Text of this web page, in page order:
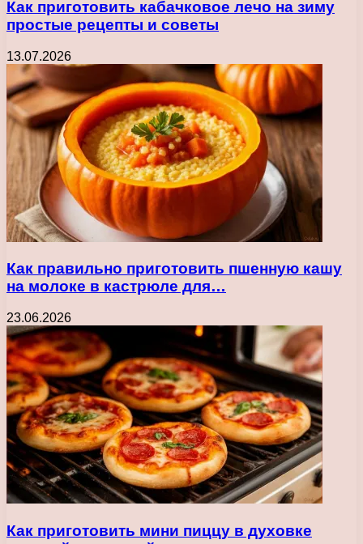
Как приготовить кабачковое лечо на зиму
простые рецепты и советы
13.07.2026
Как правильно приготовить пшенную кашу
на молоке в кастрюле для…
23.06.2026
Как приготовить мини пиццу в духовке